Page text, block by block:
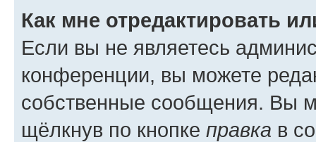
Как мне отредактировать
Если вы не являетесь
конференции, вы можете
собственные сообщения. Вы
щёлкнув по кнопке правка в